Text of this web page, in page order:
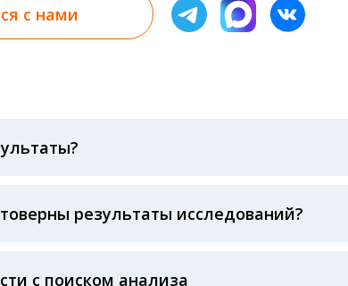
с нами
паспорта или чека об оплате
результаты исследований?
лабораторных тестов обеспечивается
с поиском анализа